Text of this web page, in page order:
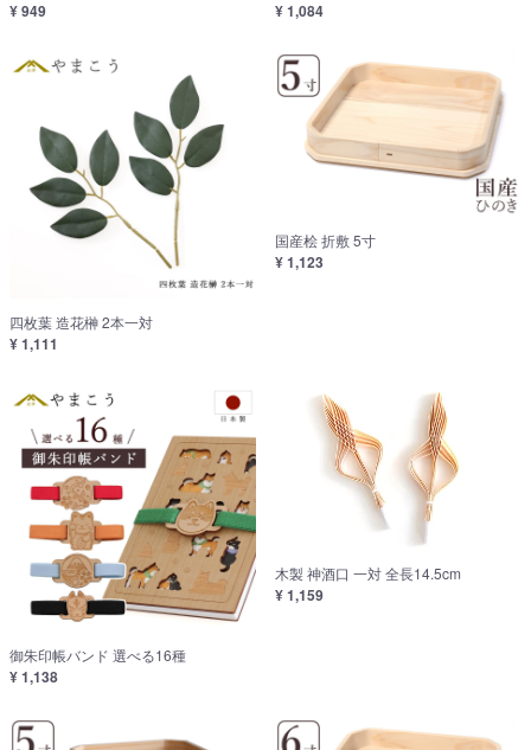
¥ 949 ¥ 1,084
四枚葉 造花榊 2本一対
¥ 1,111
国産桧 折敷 5寸
¥ 1,123
御朱印帳バンド 選べる16種
¥ 1,138
木製 神酒口 一対 全長14.5cm
¥ 1,159